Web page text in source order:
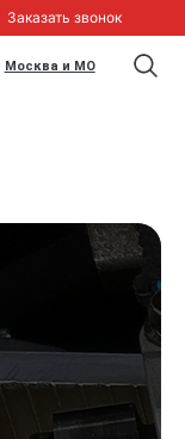
Заказать звонок
Москва и МО